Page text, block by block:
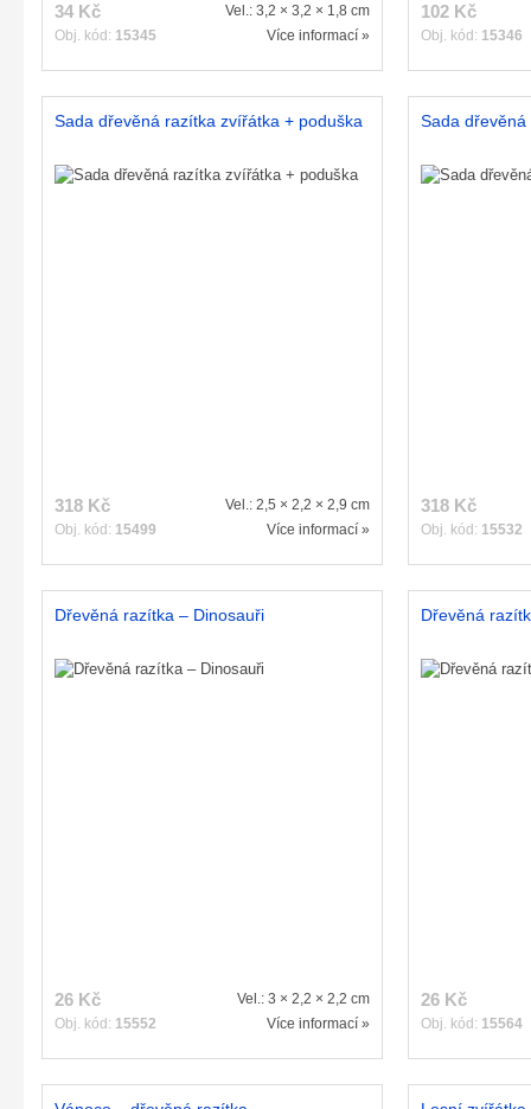
34 Kč
Obj. kód: 15345
Vel.: 3,2 × 3,2 × 1,8 cm
Více informací »
102 Kč
Obj. kód: 15346
Sada dřevěná razítka zvířátka + poduška
318 Kč
Obj. kód: 15499
Vel.: 2,5 × 2,2 × 2,9 cm
Více informací »
Sada
318 Kč
Obj. kód: 15532
Dřevěná razítka – Dinosauři
26 Kč
Obj. kód: 15552
Vel.: 3 × 2,2 × 2,2 cm
Více informací »
Dřevěná
26 Kč
Obj. kód: 15564